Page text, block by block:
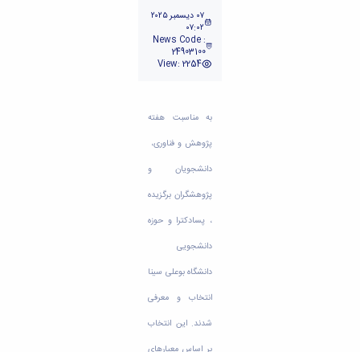
٠٧ ديسمبر ٢٠٢٥
٠٧:٠٢
News Code :
24903100
View: 2254
به مناسبت هفته
پژوهش و فناوری،
دانشجویان و
پژوهشگران برگزیده
، پسادکترا و حوزه
دانشجویی
دانشگاه بوعلی سینا
انتخاب و معرفی
شدند. این انتخاب
بر اساس معیارهای